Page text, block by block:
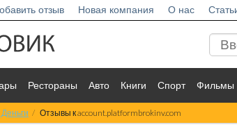
отзыв Новая компания О нас
Рестораны Авто Книги Спорт Фильмы
Отзывы к account.platformbrokinv.com